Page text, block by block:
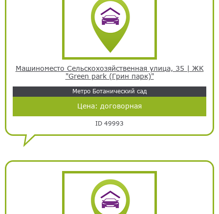
Машиноместо Сельскохозяйственная улица, 35 | ЖК
"Green park (Грин парк)"
Метро Ботанический сад
Цена: договорная
ID 49993